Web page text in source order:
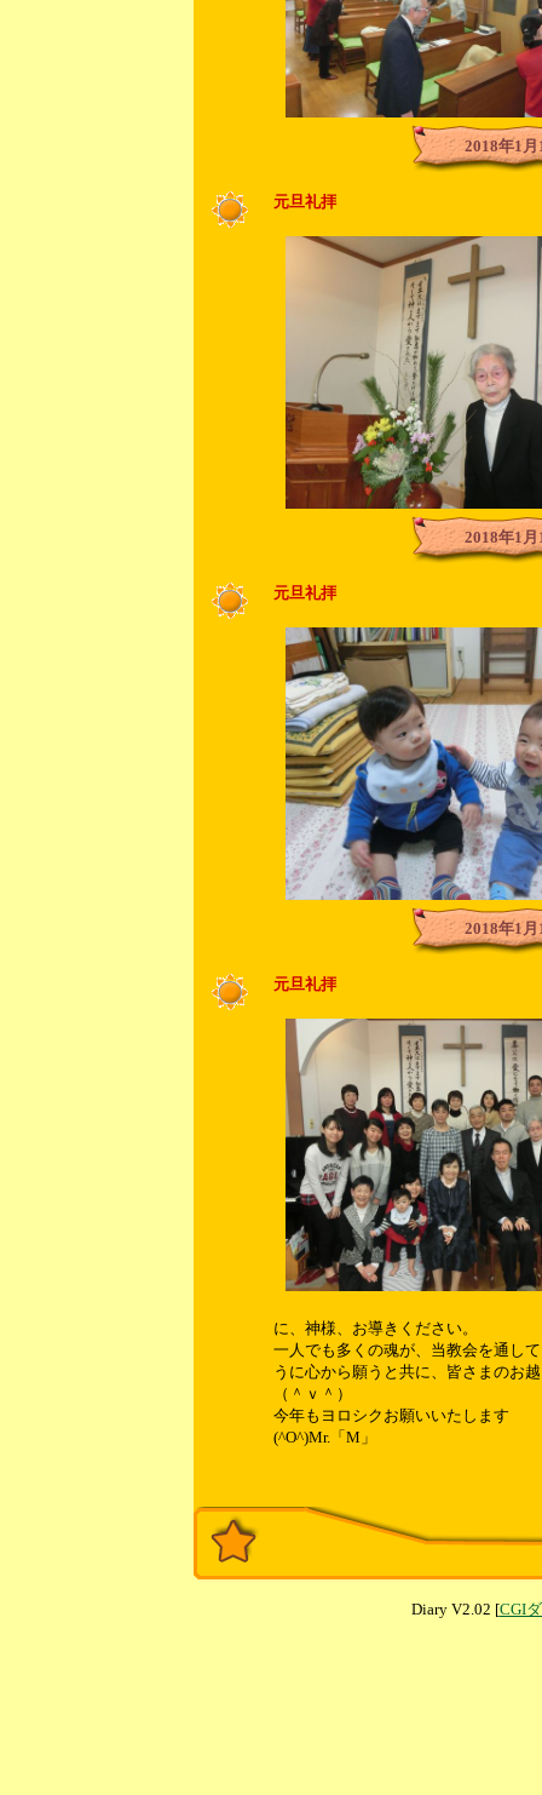
2018年1月
元旦礼拝
2018年1月
元旦礼拝
2018年1月
元旦礼拝
に、神様、お導きください。
一人でも多くの魂が、当教会を通し
うに心から願うと共に、皆さまのお
（＾ｖ＾）
今年もヨロシクお願いいたします
(^O^)Mr.「M」
Diary V2.02 [CGI